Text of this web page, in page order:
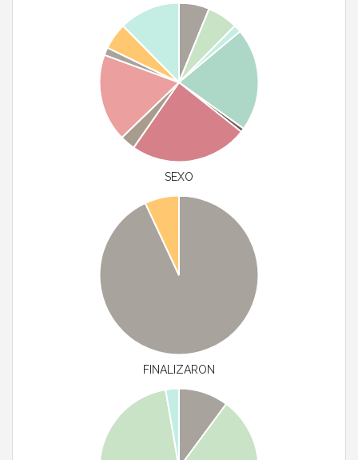
SEXO
FINALIZARON